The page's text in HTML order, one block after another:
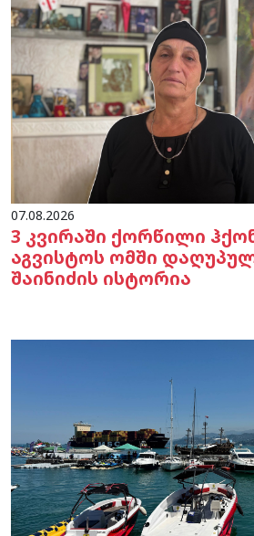
07.08.2026
3 კვირაში ქორწილი
აგვისტოს ომში
შაინიძის ისტორია